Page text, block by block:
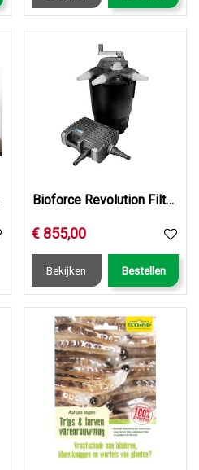
Bioforce Revolution Filterset 28000
€ 855,00
Bekijken Bestellen